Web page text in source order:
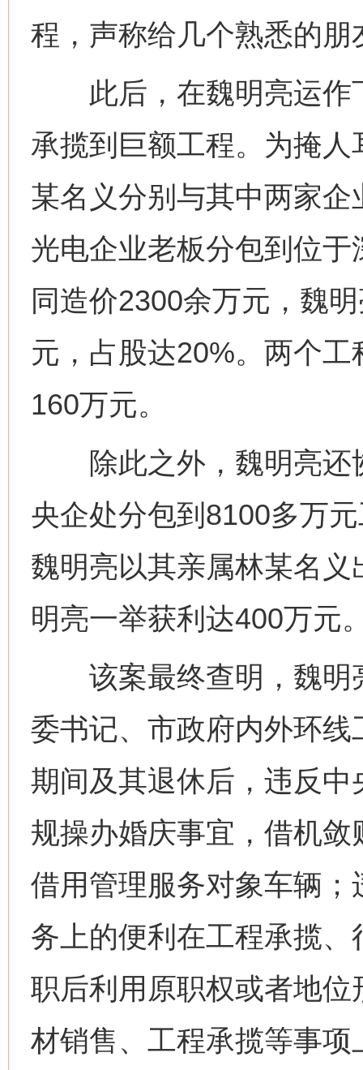
程，声称给几个熟悉的
此后，在魏明亮运作
承揽到巨额工程。为掩
某名义分别与其中两家
光电企业老板分包到位
同造价2300余万元，魏
元，占股达20%。两个
160万元。
除此之外，魏明亮还
央企处分包到8100多万
魏明亮以其亲属林某名
明亮一举获利达400万元
该案最终查明，魏明
委书记、市政府内外环
期间及其退休后，违反
规操办婚庆事宜，借机
借用管理服务对象车辆
务上的便利在工程承揽
职后利用原职权或者地
材销售、工程承揽等事
网上购药对药下症？